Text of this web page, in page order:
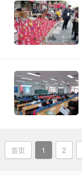
首页 1 2